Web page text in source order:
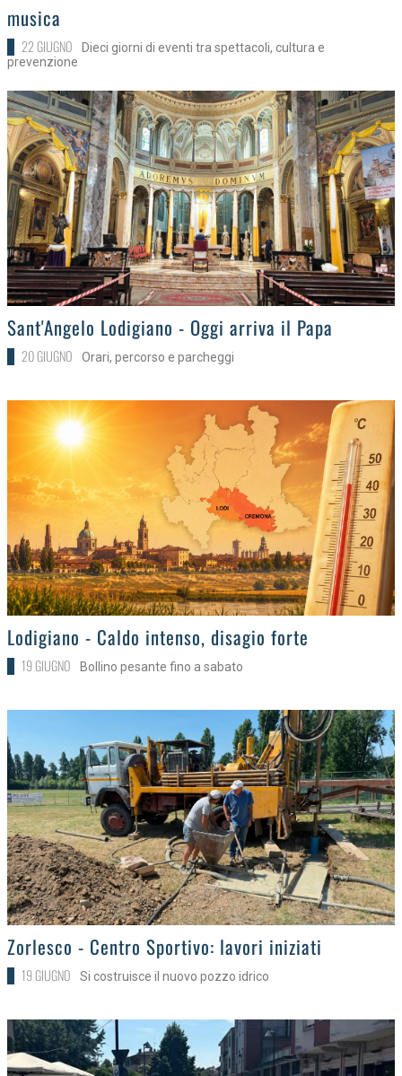
musica
22 GIUGNO
Dieci giorni di eventi tra spettacoli, cultura e
prevenzione
>
Sant'Angelo Lodigiano - Oggi arriva il Papa
20 GIUGNO Orari, percorso e parcheggi
>Lodigiano - Caldo intenso, disagio forte
19 GIUGNO Bollino pesante fino a sabato
>
Zorlesco - Centro Sportivo: lavori iniziati
19 GIUGNO Si costruisce il nuovo pozzo idrico